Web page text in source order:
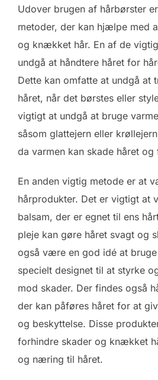
Udover brugen af hårbørster
metoder, der kan hjælpe med
og knækket hår. En af de
undgå at håndtere håret for
Dette kan omfatte at undgå at
håret, når det børstes eller
vigtigt at undgå at bruge
såsom glattejern eller
da varmen kan skade håret
En anden vigtig metode er at
hårprodukter. Det er vigtigt at
balsam, der er egnet til ens
pleje kan gøre håret svagt og
også være en god idé at
specielt designet til at styrke
mod skader. Der findes også
der kan påføres håret for at
og beskyttelse. Disse
forhindre skader og knækket
og næring til håret.